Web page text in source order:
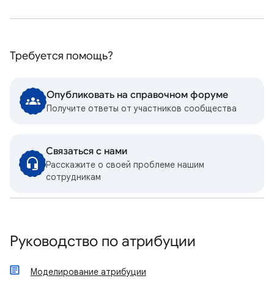
Требуется помощь?
Опубликовать на справочном форуме
Получите ответы от участников сообщества
Связаться с нами
Расскажите о своей проблеме нашим
сотрудникам
Руководство по атрибуции
Моделирование атрибуции